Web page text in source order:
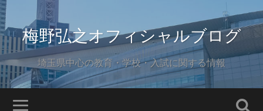
梅野弘之オフィシャルブログ
埼玉県中心の教育・学校・入試に関する情報